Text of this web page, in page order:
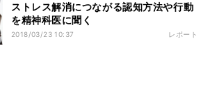
ストレス解消につながる認知方法や行動
を精神科医に聞く
2018/03/23 10:37 レポート